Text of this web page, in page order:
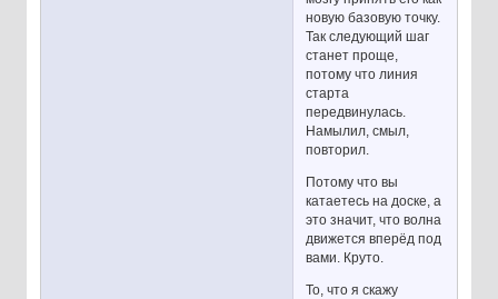
новую базовую точку.
Так следующий шаг
станет проще,
потому что линия
старта
передвинулась.
Намылил, смыл,
повторил.
Потому что вы
катаетесь на доске, а
это значит, что волна
движется вперёд под
вами. Круто.
То, что я скажу